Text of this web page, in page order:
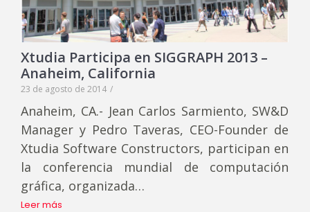
Xtudia Participa en SIGGRAPH 2013 –
Anaheim, California
23 de agosto de 2014 /
Anaheim, CA.- Jean Carlos Sarmiento, SW&D
Manager y Pedro Taveras, CEO-Founder de
Xtudia Software Constructors, participan en
la conferencia mundial de computación
gráfica, organizada…
Leer más